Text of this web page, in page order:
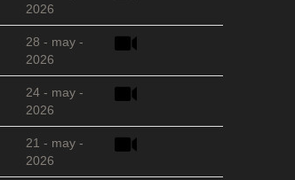
2026
28 - may -
2026
24 - may -
2026
21 - may -
2026